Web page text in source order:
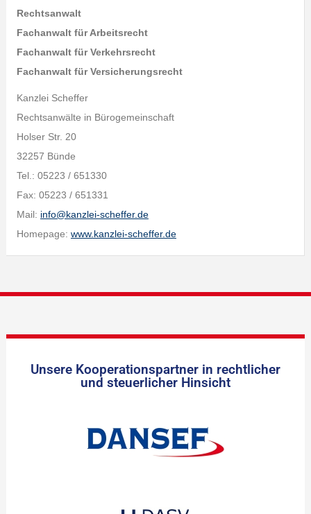
Rechtsanwalt
Fachanwalt für Arbeitsrecht
Fachanwalt für Verkehrsrecht
Fachanwalt für Versicherungsrecht
Kanzlei Scheffer
Rechtsanwälte in Bürogemeinschaft
Holser Str. 20
32257 Bünde
Tel.: 05223 / 651330
Fax: 05223 / 651331
Mail: info@kanzlei-scheffer.de
Homepage: www.kanzlei-scheffer.de
Unsere Kooperationspartner in rechtlicher
und steuerlicher Hinsicht